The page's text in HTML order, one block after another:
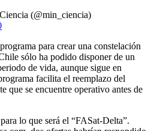
(@min_ciencia)
para crear una constelación
sólo ha podido disponer de un
de vida, aunque sigue en
facilita el reemplazo del
que se encuentre operativo antes de
lo que será el “FASat-Delta”.